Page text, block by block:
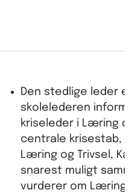
Den stedlige leder
skolelederen
kriseleder i Læring
centrale krisestab,
Læring og Trivsel,
snarest muligt
vurderer om Læring